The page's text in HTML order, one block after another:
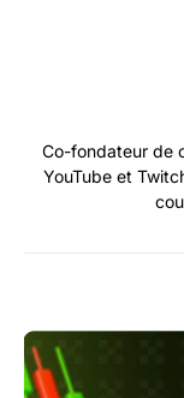
Co-fondateur de
YouTube et